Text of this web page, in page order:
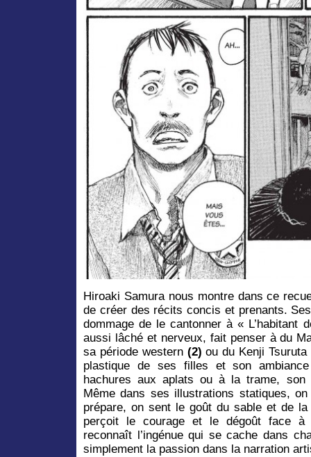
Hiroaki Samura nous montre dans ce
de créer des récits concis et prenants.
dommage de le cantonner à « L’habitant
aussi lâché et nerveux, fait penser à du
sa période western (2) ou du Kenji
plastique de ses filles et son
hachures aux aplats ou à la trame,
Même dans ses illustrations statiques,
prépare, on sent le goût du sable et de la
perçoit le courage et le dégoût face à
reconnaît l’ingénue qui se cache dans
simplement la passion dans la narration